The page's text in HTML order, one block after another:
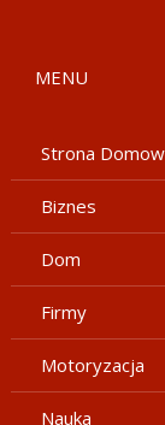
MENU
Strona
Biznes
Dom
Firmy
Motoryzacja
Nauka